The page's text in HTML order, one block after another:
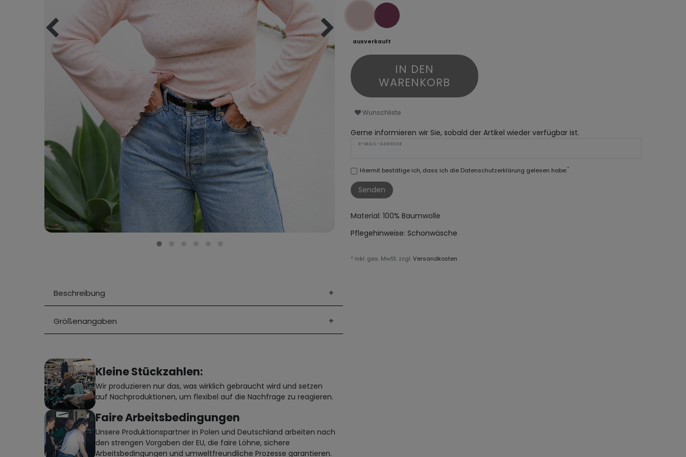
ausverkauft
IN DEN
WARENKORB
Wunschliste
Gerne informieren wir Sie, sobald der Artikel wieder verfügbar ist.
E-MAIL-ADRESSE
Hiermit bestätige ich, dass ich die Daten­schutz­erklärung gelesen habe.*
Senden
Material: 100% Baumwolle
Pflegehinweise: Schonwäsche
* inkl. ges. MwSt. zzgl.Versandkosten
Beschreibung
Größenangaben
Kleine Stückzahlen:
Wir produzieren nur das, was wirklich gebraucht wird und setzen
auf Nachproduktionen, um flexibel auf die Nachfrage zu reagieren.
Faire Arbeitsbedingungen
Unsere Produktionspartner in Polen und Deutschland arbeiten nach
den strengen Vorgaben der EU, die faire Löhne, sichere
Arbeitsbedingungen und umweltfreundliche Prozesse garantieren.